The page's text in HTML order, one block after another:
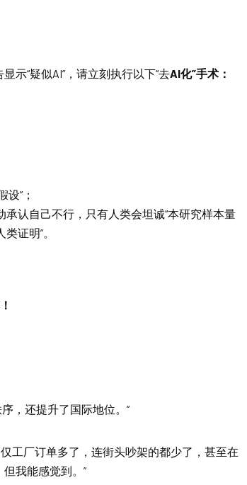
示“疑似AI”，请立刻执行以下“去AI化”手术：
”；
承认自己不行，只有人类会坦诚“本研究样本量
证明”。
，还提升了国际地位。”
工厂订单多了，连街头吵架的都少了，甚至在
我能感觉到。”